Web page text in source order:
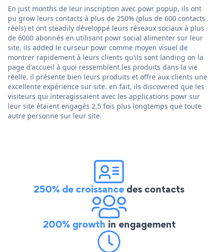
En just months de leur inscription avec powr popup, ils ont
pu grow leurs contacts à plus de 250% (plus de 600 contacts
réels) et ont steadily développé leurs réseaux sociaux à plus
de 6000 abonnés en utilisant powr social alimenter sur leur
site. ils added le curseur powr comme moyen visuel de
montrer rapidement à leurs clients qu'ils sont landing on la
page d'accueil à quoi ressemblent les produits dans la vie
réelle. il présente bien leurs produits et offre aux clients une
excellente expérience sur site. en fait, ils discovered que les
visiteurs qui interagissaient avec les applications powr sur
leur site étaient engagés 2,5 fois plus longtemps que toute
autre personne sur leur site.
250% de croissancedes contacts
200% growth in engagement